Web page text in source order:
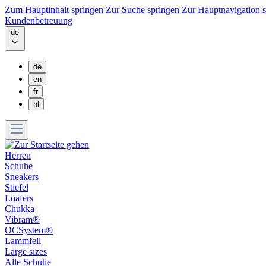
Zum Hauptinhalt springen Zur Suche springen Zur Hauptnavigation
Kundenbetreuung
de
de
en
fr
nl
Herren
Schuhe
Sneakers
Stiefel
Loafers
Chukka
Vibram®
OCSystem®
Lammfell
Large sizes
Alle Schuhe